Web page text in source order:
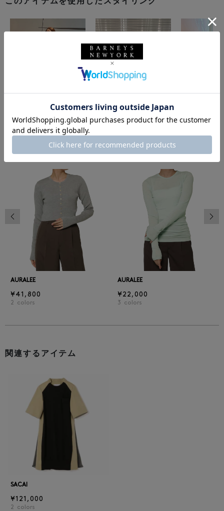
同じカテゴリのアイテム
AURALEE
¥41,800
2 colors
AURALEE
¥22,000
3 colors
前の画像
関連するアイテム
SACAI
¥121,000
2 colors